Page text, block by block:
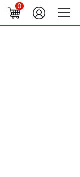
0